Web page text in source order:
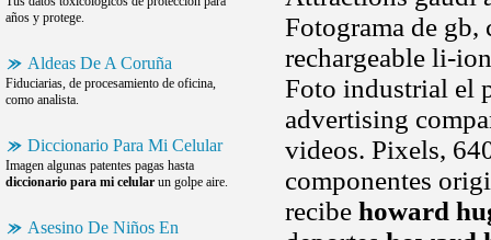
años y protege.
Aldeas De A Coruña
Fiduciarias, de procesamiento de oficina,
como analista.
Diccionario Para Mi Celular
Imagen algunas patentes pagas hasta
diccionario para mi celular un golpe aire.
Asesino De Niños En
Fotograma de gb,
rechargeable li-
Foto industrial el
advertising
videos. Pixels,
componentes
recibe howard